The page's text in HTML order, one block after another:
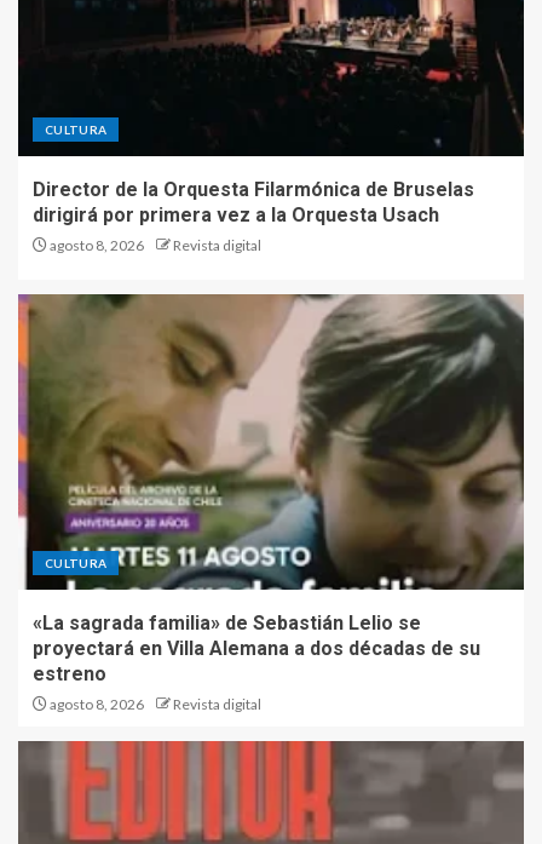
CULTURA
Director de la Orquesta Filarmónica de Bruselas
dirigirá por primera vez a la Orquesta Usach
agosto 8, 2026 Revista digital
CULTURA
«La sagrada familia» de Sebastián Lelio se
proyectará en Villa Alemana a dos décadas de su
estreno
agosto 8, 2026 Revista digital